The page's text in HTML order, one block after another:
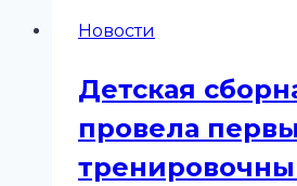
Новости
Детская
провела